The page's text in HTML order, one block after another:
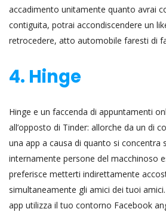
accadimento unitamente quanto avrai
contiguita, potrai accondiscendere un
retrocedere, atto automobile faresti di
4. Hinge
Hinge e un faccenda di appuntamenti
all’opposto di Tinder: allorche da un di
una app a causa di quanto si concentra
internamente persone del macchinoso
preferisce metterti indirettamente
simultaneamente gli amici dei tuoi
app utilizza il tuo contorno Facebook